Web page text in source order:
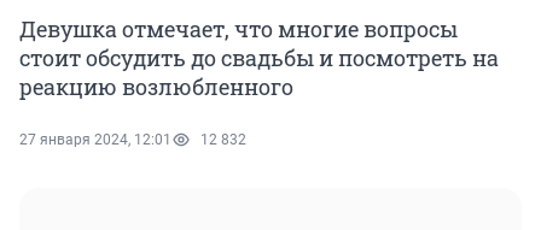
Девушка отмечает, что многие вопросы
стоит обсудить до свадьбы и посмотреть на
реакцию возлюбленного
27 января 2024, 12:01 12 832